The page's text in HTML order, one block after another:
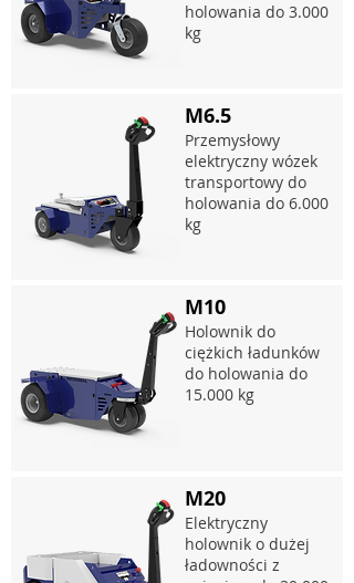
holowania do 3.000
kg
M6.5
Przemysłowy
elektryczny wózek
transportowy do
holowania do 6.000
kg
M10
Holownik do
ciężkich ładunków
do holowania do
15.000 kg
M20
Elektryczny
holownik o dużej
ładowności z